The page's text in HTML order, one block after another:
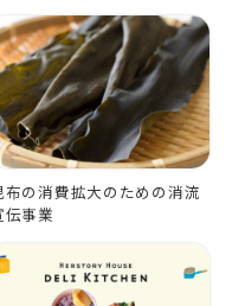
布の消費拡大のための消流
伝事業